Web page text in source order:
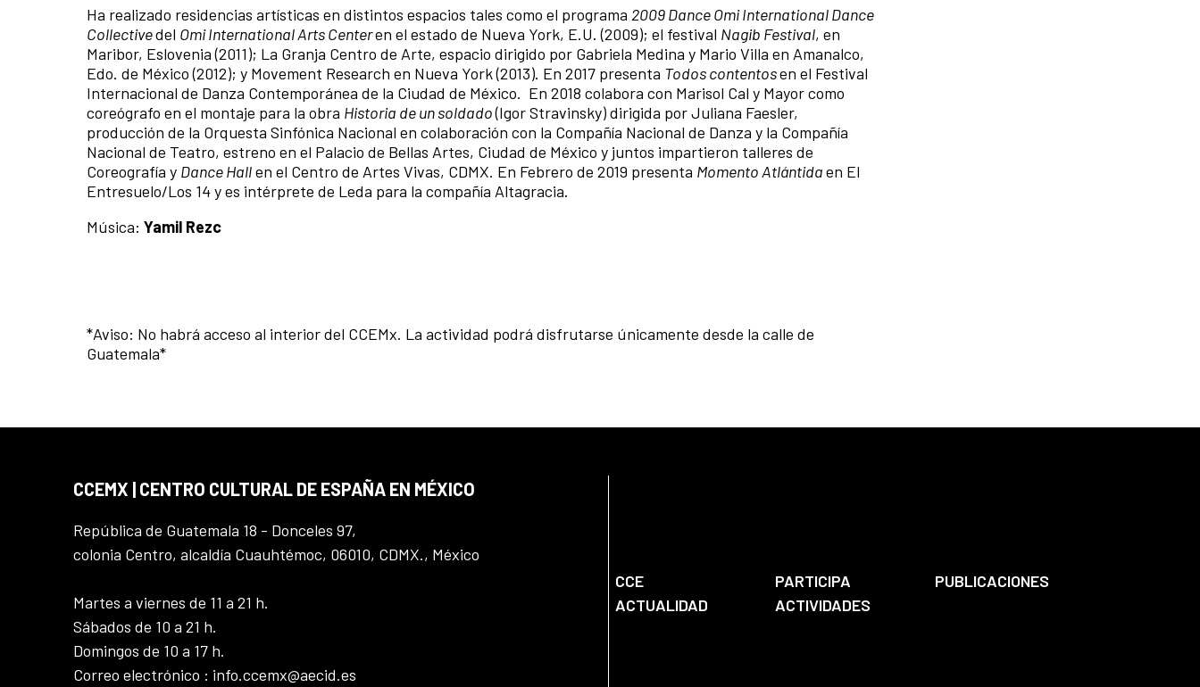
Ha realizado residencias artísticas en distintos espacios tales como el programa 2009 Dance Omi International Dance
Collectivedel Omi International Arts Centeren el estado de Nueva York, E.U. (2009); el festival Nagib Festival, en
Maribor, Eslovenia (2011); La Granja Centro de Arte, espacio dirigido por Gabriela Medina y Mario Villa en Amanalco,
Edo. de México (2012); y Movement Research en Nueva York (2013). En 2017 presenta Todos contentosen el Festival
Internacional de Danza Contemporánea de la Ciudad de México. En 2018 colabora con Marisol Cal y Mayor como
coreógrafo en el montaje para la obra Historia de un soldado(Igor Stravinsky) dirigida por Juliana Faesler,
producción de la Orquesta Sinfónica Nacional en colaboración con la Compañía Nacional de Danza y la Compañía
Nacional de Teatro, estreno en el Palacio de Bellas Artes, Ciudad de México y juntos impartieron talleres de
Coreografía y Dance Hallen el Centro de Artes Vivas, CDMX. En Febrero de 2019 presenta Momento Atlántidaen El
Entresuelo/Los 14 y es intérprete de Leda para la compañía Altagracia.
Música: Yamil Rezc
*Aviso: No habrá acceso al interior del CCEMx. La actividad podrá disfrutarse únicamente desde la calle de
Guatemala*
CCEMX | CENTRO CULTURAL DE ESPAÑA EN MÉXICO
República de Guatemala 18 - Donceles 97,
colonia Centro, alcaldía Cuauhtémoc, 06010, CDMX., México
Martes a viernes de 11 a 21 h.
Sábados de 10 a 21 h.
Domingos de 10 a 17 h.
Correo electrónico : info.ccemx@aecid.es
CCE PARTICIPA
PUBLICACIONES
ACTUALIDAD
ACTIVIDADES